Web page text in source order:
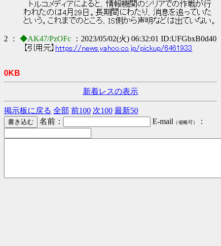
トルコメディアによると、情報機関のシリアでの作戦が行
われたのは4月29日。長期間にわたり、消息を追っていた
という。これまでのところ、IS側から声明などは出ていない。
2 ： ◆AK47/PzOFc ：2023/05/02(火) 06:32:01 ID:UFGbxB0d40
【引用元】 https://news.yahoo.co.jp/pickup/6461933
0KB
新着レスの表示
掲示板に戻る 全部 前100 次100 最新50
名前：
E-mail （省略可） ：